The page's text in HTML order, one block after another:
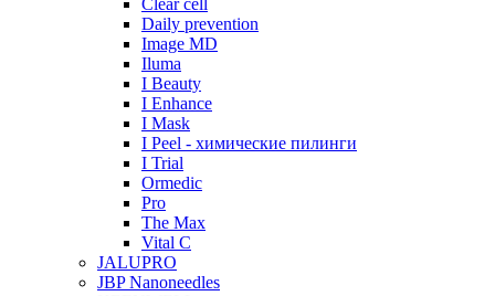
Clear cell
Daily prevention
Image MD
Iluma
I Beauty
I Enhance
I Mask
I Peel - химические пилинги
I Trial
Ormedic
Pro
The Max
Vital C
JALUPRO
JBP Nanoneedles